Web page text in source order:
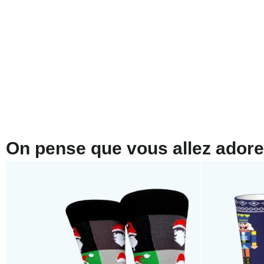
On pense que vous allez